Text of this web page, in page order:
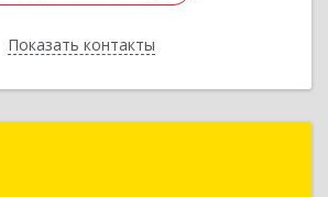
Показать контакты
Назад